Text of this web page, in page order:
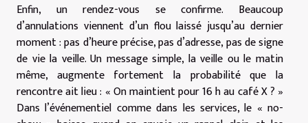
Enfin, un rendez-vous se confirme. Beaucoup
d’annulations viennent d’un flou laissé jusqu’au dernier
moment : pas d’heure précise, pas d’adresse, pas de signe
de vie la veille. Un message simple, la veille ou le matin
même, augmente fortement la probabilité que la
rencontre ait lieu : « On maintient pour 16 h au café X ? »
Dans l’événementiel comme dans les services, le « no-